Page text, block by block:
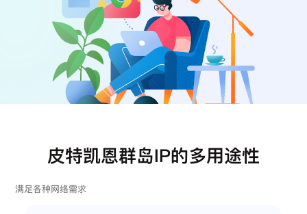
皮特凯恩群岛IP的多用途性
满足各种网络需求